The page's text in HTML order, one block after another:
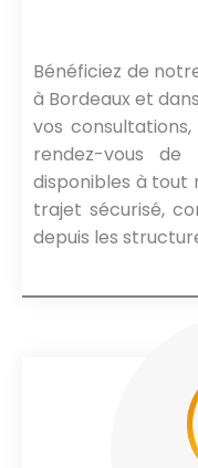
Bénéficiez de
à Bordeaux et
vos
rendez-vous de
disponibles à tout
trajet sécurisé,
depuis les